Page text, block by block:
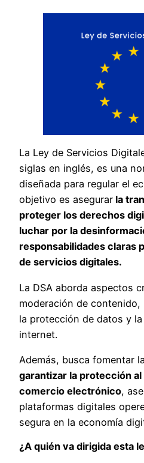
La Ley de Servicios
siglas en inglés, es una
diseñada para regular el
objetivo es asegurar la
proteger los derechos
luchar por la
responsabilidades claras
de servicios digitales.
La DSA aborda aspectos
moderación de contenido,
la protección de datos y
internet.
Además, busca fomentar
garantizar la protección
comercio electrónico,
plataformas digitales
segura en la economía
¿A quién va dirigida esta